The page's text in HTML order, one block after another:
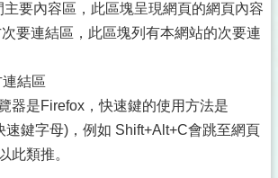
要內容區，此區塊呈現網頁的網頁內容
要連結區，此區塊列有本網站的次要連
結區
器是Firefox，快速鍵的使用方法是
速鍵字母)，例如 Shift+Alt+C會跳至網頁
此類推。